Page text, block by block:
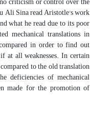
Ali Sina read Aristotle's work
what he read due to its poor
mechanical translations in
in order to find out
at all weaknesses. In certain
to the old translation
deficiencies of mechanical
made for the promotion of